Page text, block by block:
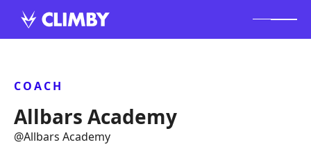
COACH
Allbars Academy
@Allbars Academy